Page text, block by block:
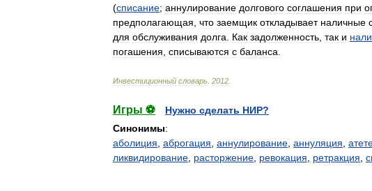
(списание; аннулирование долгового соглашения при
предполагающая что заемщик откладывает наличные
для обслуживания долга Как задолженность так и
погашения списываются с баланса
Инвестиционный словарь 2012
Игры ⚽
Нужно сделать НИР?
Синонимы:
аболиция аброгация аннулирование аннуляция
ликвидирование расторжение ревокация ретракция